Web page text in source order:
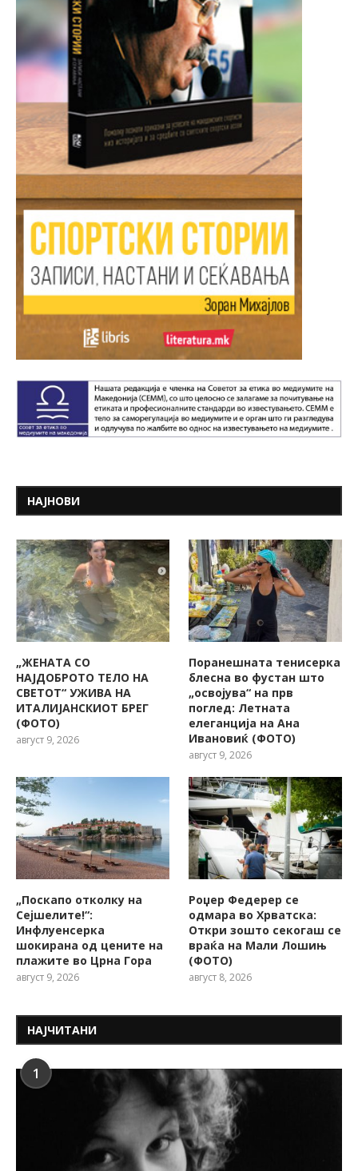
НАЈНОВИ
„ЖЕНАТА СО
НАЈДОБРОТО ТЕЛО НА
СВЕТОТ“ УЖИВА НА
ИТАЛИЈАНСКИОТ БРЕГ
(ФОТО)
август 9, 2026
Поранешната тенисерка
блесна во фустан што
„освојува“ на прв
поглед: Летната
елеганција на Ана
Ивановиќ (ФОТО)
август 9, 2026
„Поскапо отколку на
Сејшелите!“:
Инфлуенсерка
шокирана од цените на
плажите во Црна Гора
август 9, 2026
Роџер Федерер се
одмара во Хрватска:
Откри зошто секогаш се
враќа на Мали Лошињ
(ФОТО)
август 8, 2026
НАЈЧИТАНИ
1